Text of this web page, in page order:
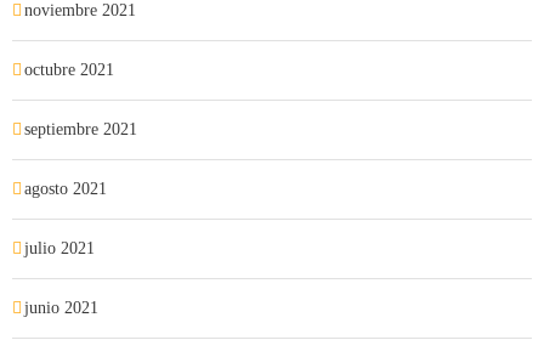
noviembre 2021
octubre 2021
septiembre 2021
agosto 2021
julio 2021
junio 2021